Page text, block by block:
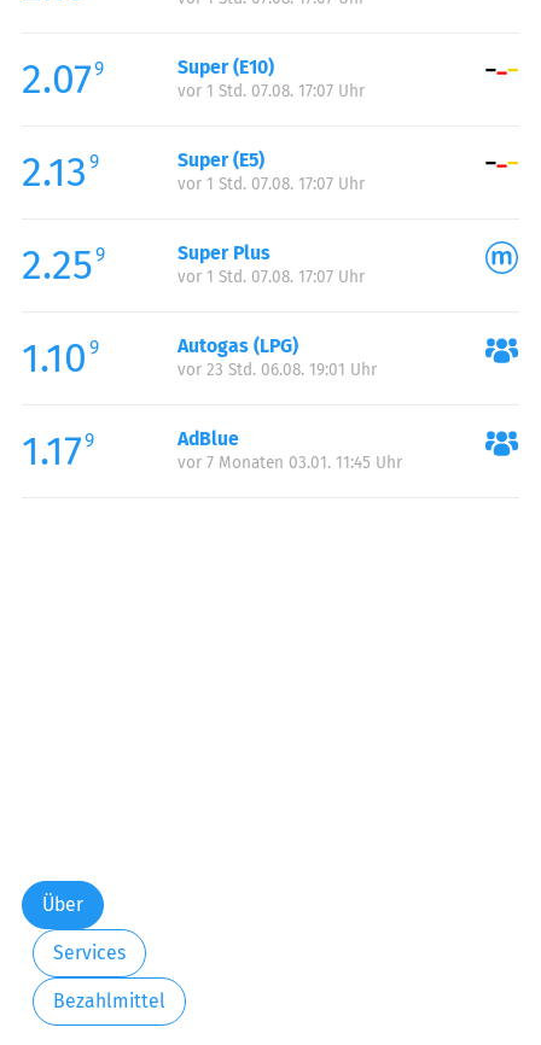
Samstag:
00:15-23:45
Sonntag:
2.079 Super (E10)
vor 1 Std. 07.08. 17:07 Uhr
2.13 9 Super (E5)
vor 1 Std. 07.08. 17:07 Uhr
2.259 Super Plus
vor 1 Std. 07.08. 17:07 Uhr
1.10 9 Autogas (LPG)
vor 23 Std. 06.08. 19:01 Uhr
1.179 AdBlue
vor 7 Monaten 03.01. 11:45 Uhr
Über
Services
Bezahlmittel